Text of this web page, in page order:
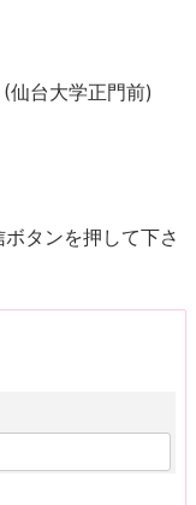
台大学正門前)
タンを押して下さ